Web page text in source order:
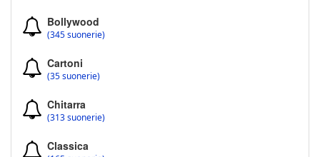
Bollywood
(345 suonerie)
Cartoni
(35 suonerie)
Chitarra
(313 suonerie)
Classica